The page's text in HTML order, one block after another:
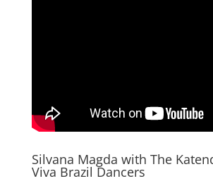
Silvana Magda with The
Viva Brazil Dancers